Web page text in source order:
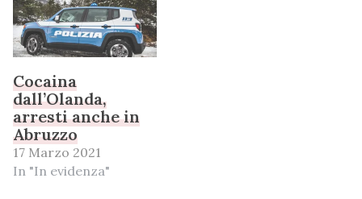
Cocaina
dall’Olanda,
arresti anche in
Abruzzo
17 Marzo 2021
In "In evidenza"